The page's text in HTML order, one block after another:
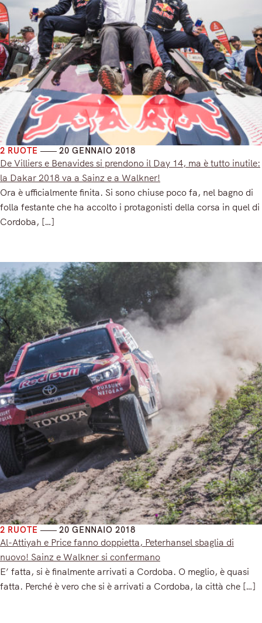
2 RUOTE 20 GENNAIO 2018
De Villiers e Benavides si prendono il Day 14, ma è tutto inutile:
la Dakar 2018 va a Sainz e a Walkner!
Ora è ufficialmente finita. Si sono chiuse poco fa, nel bagno di
folla festante che ha accolto i protagonisti della corsa in quel di
Cordoba, […]
2 RUOTE 20 GENNAIO 2018
Al-Attiyah e Price fanno doppietta, Peterhansel sbaglia di
nuovo! Sainz e Walkner si confermano
E’ fatta, si è finalmente arrivati a Cordoba. O meglio, è quasi
fatta. Perché è vero che si è arrivati a Cordoba, la città che […]